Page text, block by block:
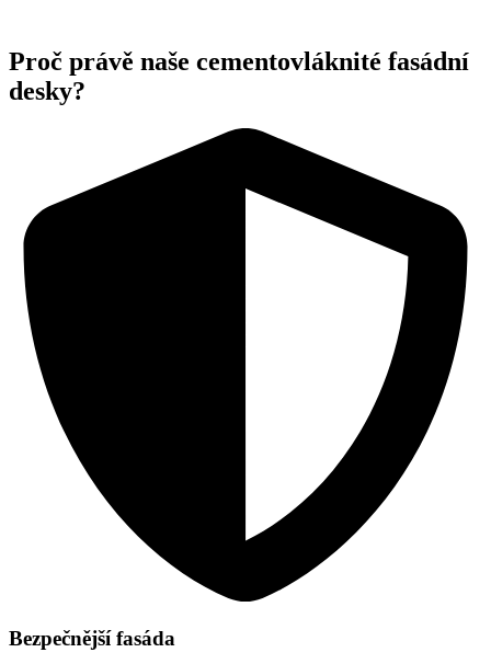
Proč právě naše cementovláknité fasádní
desky?
Bezpečnější fasáda